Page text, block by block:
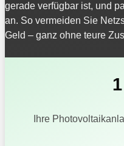
gerade verfügbar ist, und
an. So vermeiden Sie
Geld – ganz ohne teure
1
Ihre